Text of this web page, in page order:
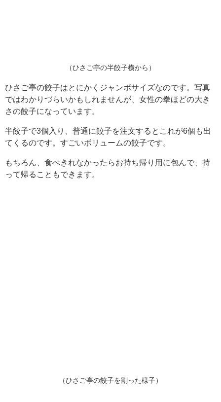
（ひさご亭の半餃子横から）
ひさご亭の餃子はとにかくジャンボサイズなのです。写真
ではわかりづらいかもしれませんが、女性の拳ほどの大き
さの餃子になっています。
半餃子で3個入り、普通に餃子を注文するとこれが6個も出
てくるのです。すごいボリュームの餃子です。
もちろん、食べきれなかったらお持ち帰り用に包んで、持
って帰ることもできます。
（ひさご亭の餃子を割った様子）